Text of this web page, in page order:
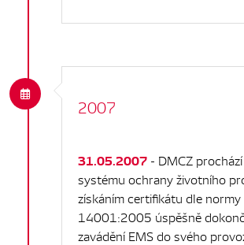
2007
31.05.2007 - DMCZ
systému ochrany životního
získáním certifikátu dle normy
14001:2005 úspěšně
zavádění EMS do svého